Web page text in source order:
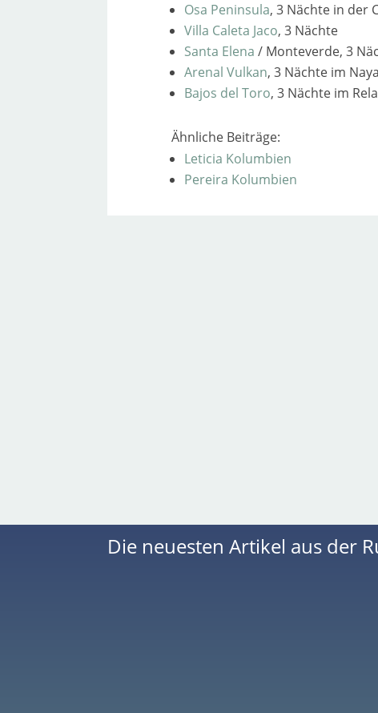
Osa Peninsula, 3 Nächte in der
Villa Caleta Jaco, 3 Nächte
Santa Elena / Monteverde, 3
Arenal Vulkan, 3 Nächte im
Bajos del Toro, 3 Nächte im
Ähnliche Beiträge:
Leticia Kolumbien
Pereira Kolumbien
Die neuesten Artikel aus der